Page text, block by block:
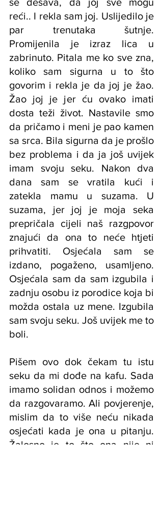
reći.. I rekla sam joj. Uslijedilo je
par trenutaka šutnje.
Promijenila je izraz lica u
zabrinuto. Pitala me ko sve zna,
koliko sam sigurna u to što
govorim i rekla je da joj je žao.
Žao joj je jer ću ovako imati
dosta teži život. Nastavile smo
da pričamo i meni je pao kamen
sa srca. Bila sigurna da je prošlo
bez problema i da ja još uvijek
imam svoju seku. Nakon dva
dana sam se vratila kući i
zatekla mamu u suzama. U
suzama, jer joj je moja seka
prepričala cijeli naš razgpovor
znajući da ona to neće htjeti
prihvatiti. Osjećala sam se
izdano, pogaženo, usamljeno.
Osjećala sam da sam izgubila i
zadnju osobu iz porodice koja bi
možda ostala uz mene. Izgubila
sam svoju seku. Još uvijek me to
boli.
Pišem ovo dok čekam tu istu
seku da mi dođe na kafu. Sada
imamo solidan odnos i možemo
da razgovaramo. Ali povjerenje,
mislim da to više neću nikada
osjećati kada je ona u pitanju.
Žalosno je to što ona nije ni